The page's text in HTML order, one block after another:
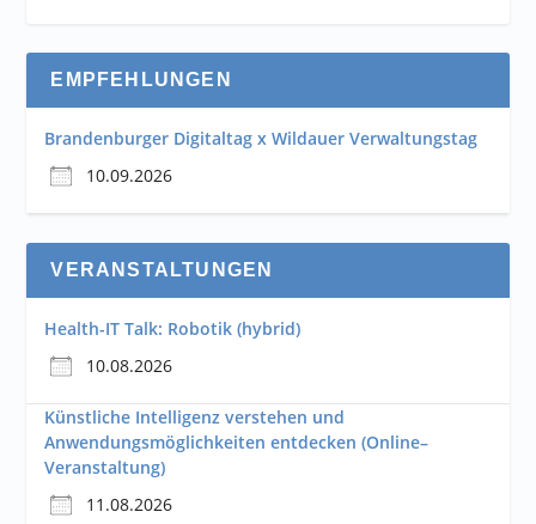
EMPFEHLUNGEN
Brandenburger Digitaltag x Wildauer Verwaltungstag
10.09.2026
VERANSTALTUNGEN
Health-IT Talk: Robotik (hybrid)
10.08.2026
Künstliche Intelligenz verstehen und
Anwendungsmöglichkeiten entdecken (Online–
Veranstaltung)
11.08.2026